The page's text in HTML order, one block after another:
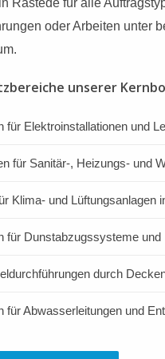
Rastede für alle
oder Arbeiten unter
unserer
für Elektroinstallationen und
für Sanitär-, Heizungs- und
Klima- und Lüftungsanlagen
für Dunstabzugssysteme und
durch
für Abwasserleitungen und